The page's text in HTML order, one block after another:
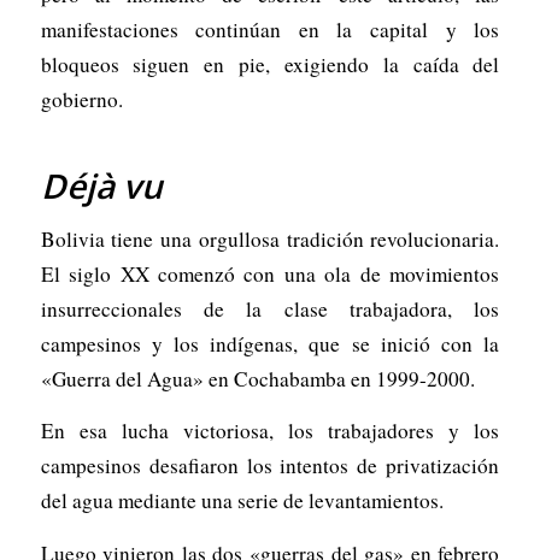
manifestaciones continúan en la capital y los
bloqueos siguen en pie, exigiendo la caída del
gobierno.
Déjà vu
Bolivia tiene una orgullosa tradición revolucionaria.
El siglo XX comenzó con una ola de movimientos
insurreccionales de la clase trabajadora, los
campesinos y los indígenas, que se inició con la
«Guerra del Agua» en Cochabamba en 1999-2000.
En esa lucha victoriosa, los trabajadores y los
campesinos desafiaron los intentos de privatización
del agua mediante una serie de levantamientos.
Luego vinieron las dos «guerras del gas» en febrero